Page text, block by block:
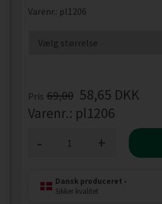
Varenr.: pl1206
Pris 69,00 58,65 DKK
Varenr.: pl1206
+
-
Dansk produceret •
Sikker kvalitet